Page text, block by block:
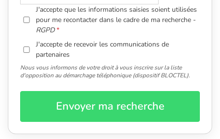
J'accepte que les informations saisies soient utilisées
pour me recontacter dans le cadre de ma recherche -
RGPD
J'accepte de recevoir les communications de
partenaires
Nous vous informons de votre droit à vous inscrire sur la liste
d'opposition au démarchage téléphonique (dispositif BLOCTEL).
Envoyer ma recherche